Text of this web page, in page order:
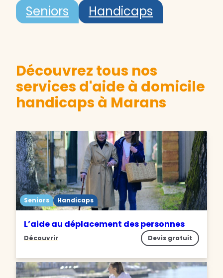
Seniors Handicaps
Découvrez tous nos
services d'aide à domicile
handicaps à Marans
Seniors Handicaps
L’aide au déplacement des personnes
Découvrir Devis gratuit